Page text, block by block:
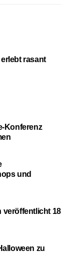
rasant
Konferenz
und
veröffentlicht 18
zu